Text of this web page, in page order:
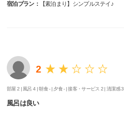
宿泊プラン：
【素泊まり】シンプルステイ♪
2
部屋 2 | 風呂 4 |朝食 - | 夕食 - |接客・サービス 2 |清潔感 3
風呂は良い